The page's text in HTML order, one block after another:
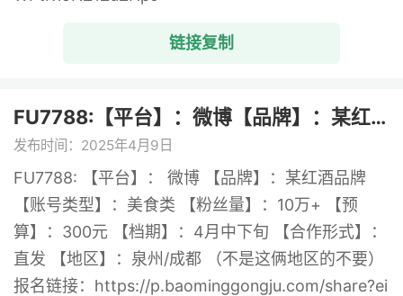
链接复制
FU7788:【平台】：微博【品牌】：某红 ...
发布时间：2025年4月9日
FU7788: 【平台】： 微博 【品牌】：某红酒品牌
【账号类型】：美食类 【粉丝量】：10万+ 【预
算】：300元 【档期】：4月中下旬 【合作形式】：
直发 【地区】：泉州/成都 （不是这俩地区的不要）
报名链接：https://p.baominggongju.com/share?ei